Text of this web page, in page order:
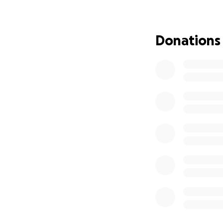
Muchas gracias
humano que
Donations